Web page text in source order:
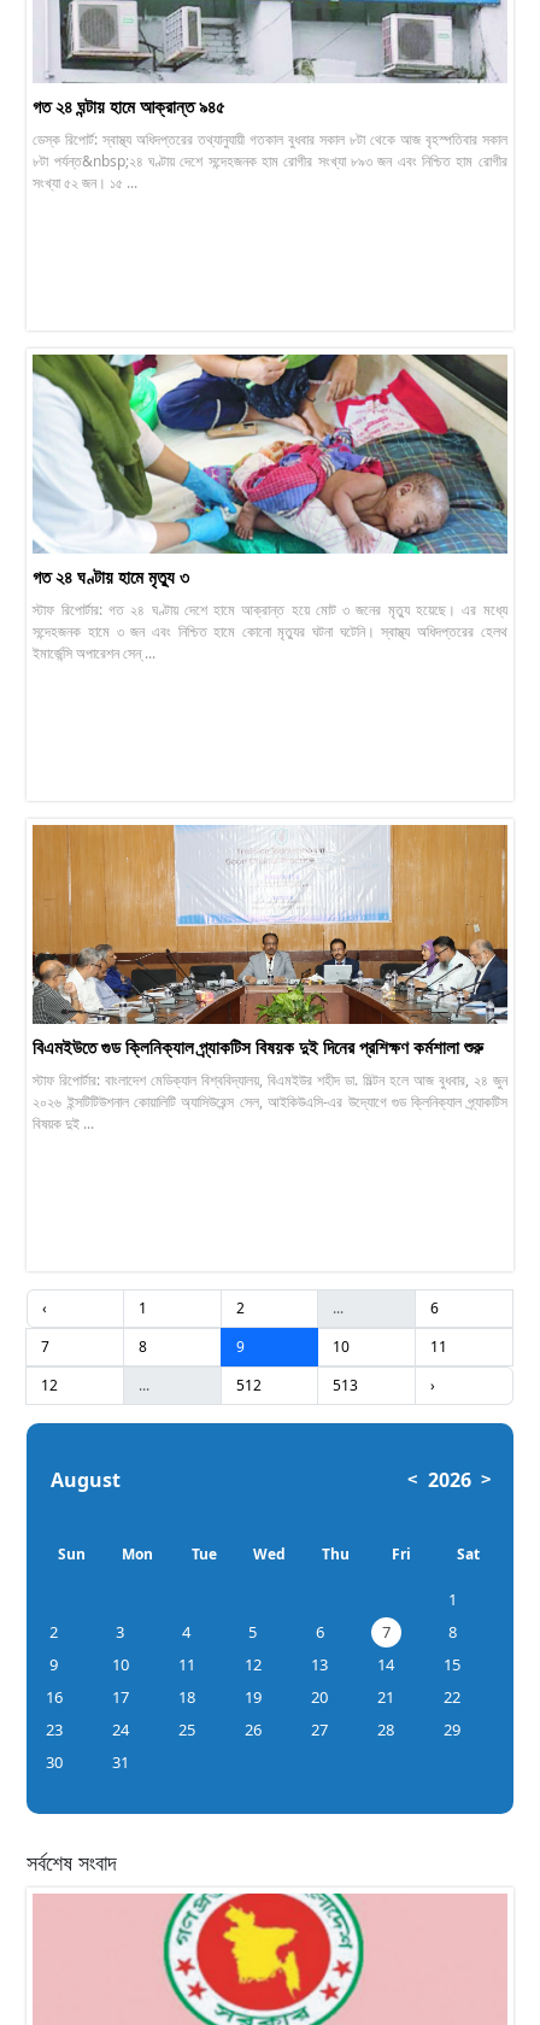
গত ২৪ ঘন্টায় হামে আক্রান্ত ৯৪৫
ডেস্ক রিপোর্ট: স্বাস্থ্য অধিদপ্তরের তথ্যানুযায়ী গতকাল বুধবার সকাল ৮টা থেকে আজ বৃহস্পতিবার সকাল
৮টা পর্যন্ত&nbsp;২৪ ঘণ্টায় দেশে সন্দেহজনক হাম রোগীর সংখ্যা ৮৯৩ জন এবং নিশ্চিত হাম রোগীর
সংখ্যা ৫২ জন। ১৫ ...
গত ২৪ ঘণ্টায় হামে মৃত্যু ৩
স্টাফ রিপোর্টার: গত ২৪ ঘণ্টায় দেশে হামে আক্রান্ত হয়ে মোট ৩ জনের মৃত্যু হয়েছে। এর মধ্যে
সন্দেহজনক হামে ৩ জন এবং নিশ্চিত হামে কোনো মৃত্যুর ঘটনা ঘটেনি। স্বাস্থ্য অধিদপ্তরের হেলথ
ইমার্জেন্সি অপারেশন সেন্ ...
বিএমইউতে গুড ক্লিনিক্যাল প্র্যাকটিস বিষয়ক দুই দিনের প্রশিক্ষণ কর্মশালা শুরু
স্টাফ রিপোর্টার: বাংলাদেশ মেডিক্যাল বিশ্ববিদ্যালয়, বিএমইউর শহীদ ডা. মিল্টন হলে আজ বুধবার, ২৪ জুন
২০২৬ ইন্সটিটিউশনাল কোয়ালিটি অ্যাসিউরেন্স সেল, আইকিউএসি-এর উদ্যোগে গুড ক্লিনিক্যাল প্র্যাকটিস
বিষয়ক দুই ...
‹ 1 2 ...
6
7
8 9 10
11
12
... 512 513 ›
August < 2026 >
Sun Mon Tue Wed Thu Fri Sat
1
2
3 4 5 6 7
8
9
10 11 12 13 14
15
16
17 18 19 20 21
22
23
24 25 26 27 28
29
30
31
সর্বশেষ সংবাদ